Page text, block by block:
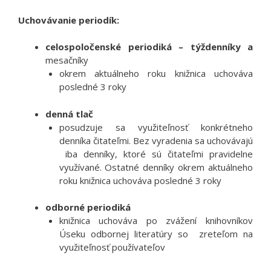
Uchovávanie periodík:
celospoločenské periodiká – týždenníky a
mesačníky
okrem aktuálneho roku knižnica uchováva
posledné 3 roky
denná tlač
posudzuje sa využiteľnosť konkrétneho
denníka čitateľmi. Bez vyradenia sa uchovávajú
iba denníky, ktoré sú čitateľmi pravidelne
využívané. Ostatné denníky okrem aktuálneho
roku knižnica uchováva posledné 3 roky
odborné periodiká
knižnica uchováva po zvážení knihovníkov
Úseku odbornej literatúry so zreteľom na
využiteľnosť používateľov